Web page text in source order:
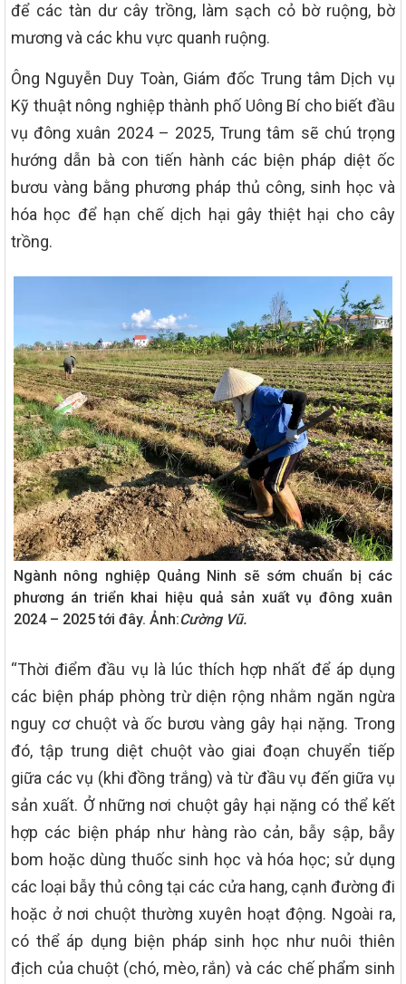
để các tàn dư cây trồng, làm sạch cỏ bờ ruộng, bờ
mương và các khu vực quanh ruộng.
Ông Nguyễn Duy Toàn, Giám đốc Trung tâm Dịch vụ
Kỹ thuật nông nghiệp thành phố Uông Bí cho biết đầu
vụ đông xuân 2024 – 2025, Trung tâm sẽ chú trọng
hướng dẫn bà con tiến hành các biện pháp diệt ốc
bươu vàng bằng phương pháp thủ công, sinh học và
hóa học để hạn chế dịch hại gây thiệt hại cho cây
trồng.
Ngành nông nghiệp Quảng Ninh sẽ sớm chuẩn bị các
phương án triển khai hiệu quả sản xuất vụ đông xuân
2024 – 2025 tới đây. Ảnh:Cường Vũ.
“Thời điểm đầu vụ là lúc thích hợp nhất để áp dụng
các biện pháp phòng trừ diện rộng nhằm ngăn ngừa
nguy cơ chuột và ốc bươu vàng gây hại nặng. Trong
đó, tập trung diệt chuột vào giai đoạn chuyển tiếp
giữa các vụ (khi đồng trắng) và từ đầu vụ đến giữa vụ
sản xuất. Ở những nơi chuột gây hại nặng có thể kết
hợp các biện pháp như hàng rào cản, bẫy sập, bẫy
bom hoặc dùng thuốc sinh học và hóa học; sử dụng
các loại bẫy thủ công tại các cửa hang, cạnh đường đi
hoặc ở nơi chuột thường xuyên hoạt động. Ngoài ra,
có thể áp dụng biện pháp sinh học như nuôi thiên
địch của chuột (chó, mèo, rắn) và các chế phẩm sinh